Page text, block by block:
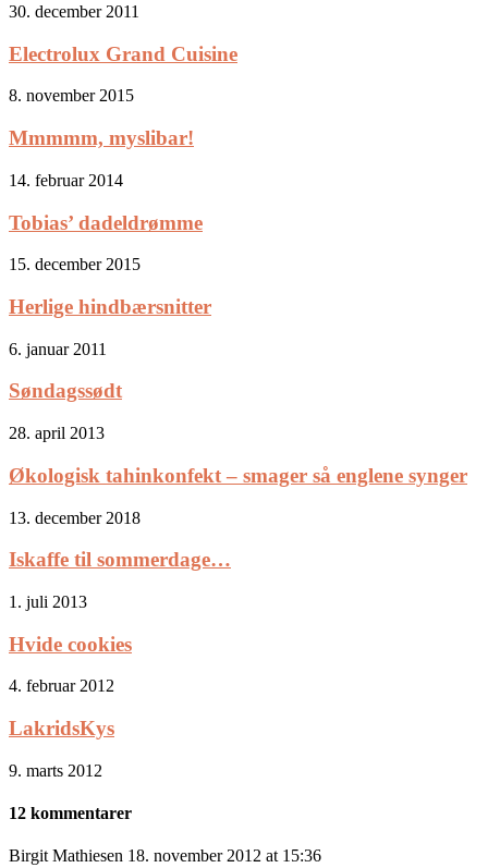
30. december 2011
Electrolux Grand Cuisine
8. november 2015
Mmmmm, myslibar!
14. februar 2014
Tobias’ dadeldrømme
15. december 2015
Herlige hindbærsnitter
6. januar 2011
Søndagssødt
28. april 2013
Økologisk tahinkonfekt – smager så englene synger
13. december 2018
Iskaffe til sommerdage…
1. juli 2013
Hvide cookies
4. februar 2012
LakridsKys
9. marts 2012
12 kommentarer
Birgit Mathiesen 18. november 2012 at 15:36